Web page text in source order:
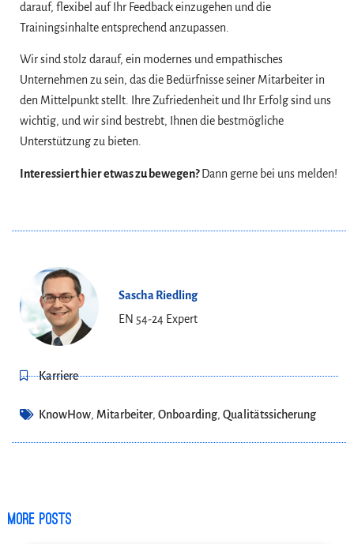
darauf, flexibel auf Ihr Feedback einzugehen und die
Trainingsinhalte entsprechend anzupassen.
Wir sind stolz darauf, ein modernes und empathisches
Unternehmen zu sein, das die Bedürfnisse seiner Mitarbeiter in
den Mittelpunkt stellt. Ihre Zufriedenheit und Ihr Erfolg sind uns
wichtig, und wir sind bestrebt, Ihnen die bestmögliche
Unterstützung zu bieten.
Interessiert hier etwas zu bewegen?Dann gerne bei uns melden!
Sascha Riedling
EN 54-24 Expert
Karriere
KnowHow, Mitarbeiter, Onboarding, Qualitätssicherung
More posts